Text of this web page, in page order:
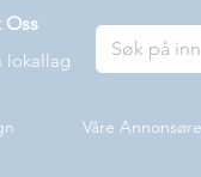
Oss
lokallag
Våre